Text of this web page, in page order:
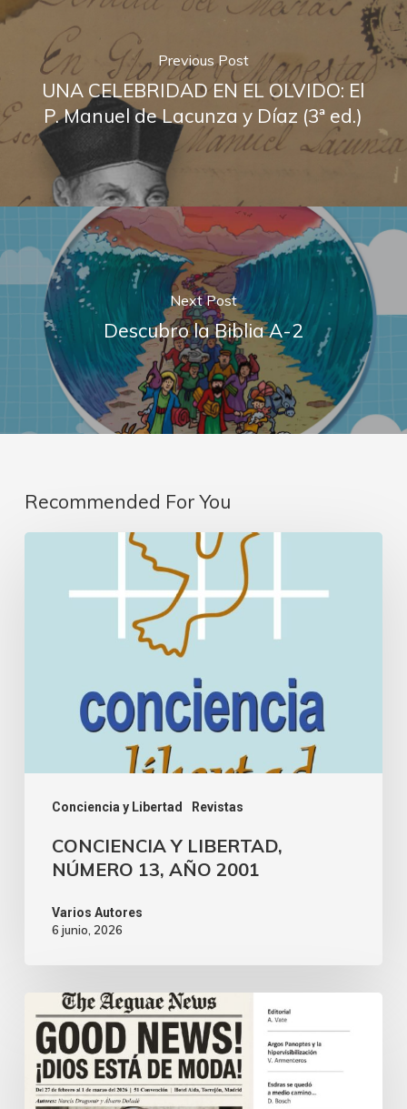
Previous Post
UNA CELEBRIDAD EN EL OLVIDO: El
P. Manuel de Lacunza y Díaz (3ª ed.)
Next Post
Descubro la Biblia A-2
Recommended For You
Conciencia y Libertad Revistas
CONCIENCIA Y LIBERTAD,
NÚMERO 13, AÑO 2001
Varios Autores
6 junio, 2026